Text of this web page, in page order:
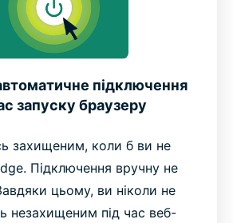
підключення
запуску браузеру
захищеним, коли б ви не
Підключення вручну не
цьому, ви ніколи не
незахищеним під час веб-